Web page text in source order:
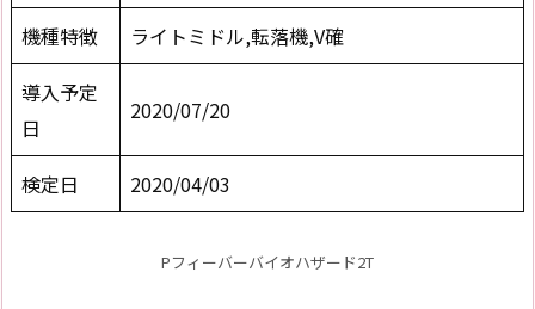
機種特徴
ライトミドル,転落機,V確
導入予定
日
2020/07/20
検定日 2020/04/03
Pフィーバーバイオハザード2T